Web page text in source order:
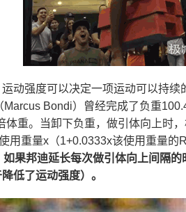
动强度可以决定一项运动可以持
Bondi）曾经完成了负重
体重。当卸下负重，做引体向上时
用重量x（1+0.0333x该使用重量
如果邦迪延长每次做引体向上间隔
低了运动强度）。